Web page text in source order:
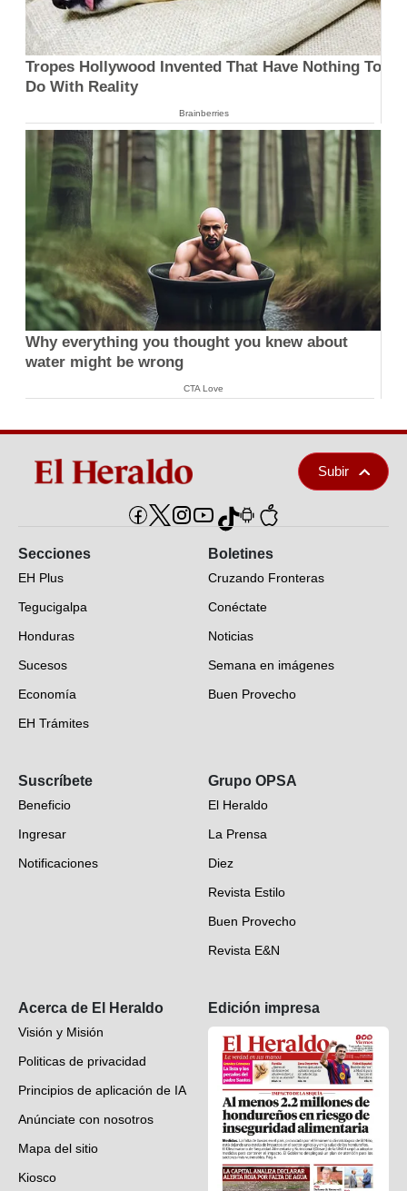
Tropes Hollywood Invented That Have Nothing To
Do With Reality
Brainberries
Why everything you thought you knew about
water might be wrong
CTA Love
Subir
Secciones
EH Plus
Tegucigalpa
Honduras
Sucesos
Economía
EH Trámites
EH Verifica
Fotogalerías
Deportes
Videos
Boletines
Cruzando Fronteras
Conéctate
Noticias
Semana en imágenes
Buen Provecho
Suscríbete
Beneficio
Ingresar
Notificaciones
Grupo OPSA
El Heraldo
La Prensa
Diez
Revista Estilo
Buen Provecho
Revista E&N
Acerca de El Heraldo
Visión y Misión
Politicas de privacidad
Principios de aplicación de IA
Anúnciate con nosotros
Mapa del sitio
Kiosco
Edición impresa